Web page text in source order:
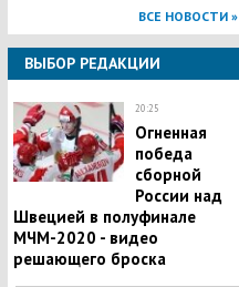
ВСЕ НОВОСТИ »
ВЫБОР РЕДАКЦИИ
20:25
Огненная
победа
сборной
России над
Швецией в полуфинале
МЧМ-2020 - видео
решающего броска